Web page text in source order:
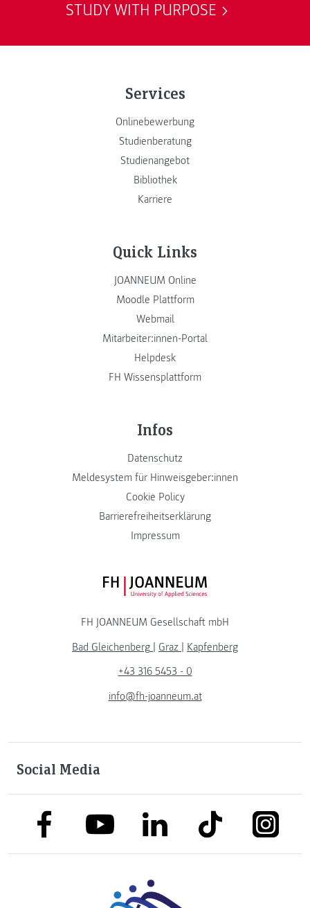
STUDY WITH PURPOSE
Services
Onlinebewerbung
Studienberatung
Studienangebot
Bibliothek
Karriere
Quick Links
JOANNEUM Online
Moodle Plattform
Webmail
Mitarbeiter:innen-Portal
Helpdesk
FH Wissensplattform
Infos
Datenschutz
Meldesystem für Hinweisgeber:innen
Cookie Policy
Barrierefreiheitserklärung
Impressum
FH JOANNEUM Logo
FH JOANNEUM Gesellschaft mbH
Bad Gleichenberg | Graz | Kapfenberg
+43 316 5453 - 0
info@fh-joanneum.at
Social Media
link to facebooklink to youtubelink to linkedinlink to tiktok link to